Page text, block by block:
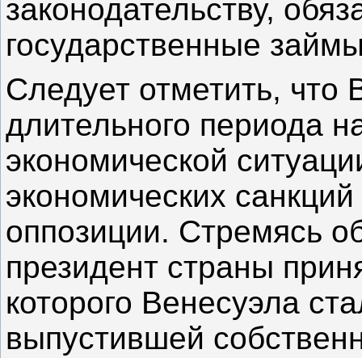
законодательству,
государственные
Следует отметить, что
длительного периода
экономической
экономических
оппозиции. Стремясь
президент страны
которого Венесуэла
выпустившей